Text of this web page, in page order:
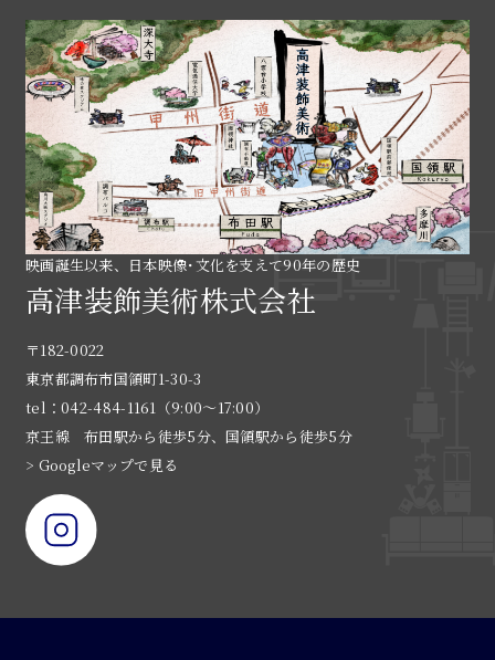
映画誕生以来、日本映像･文化を支えて90年の歴史
高津装飾美術株式会社
〒182-0022
東京都調布市国領町1-30-3
tel：042-484-1161（9:00〜17:00）
京王線 布田駅から徒歩5分、国領駅から徒歩5分
> Googleマップで見る